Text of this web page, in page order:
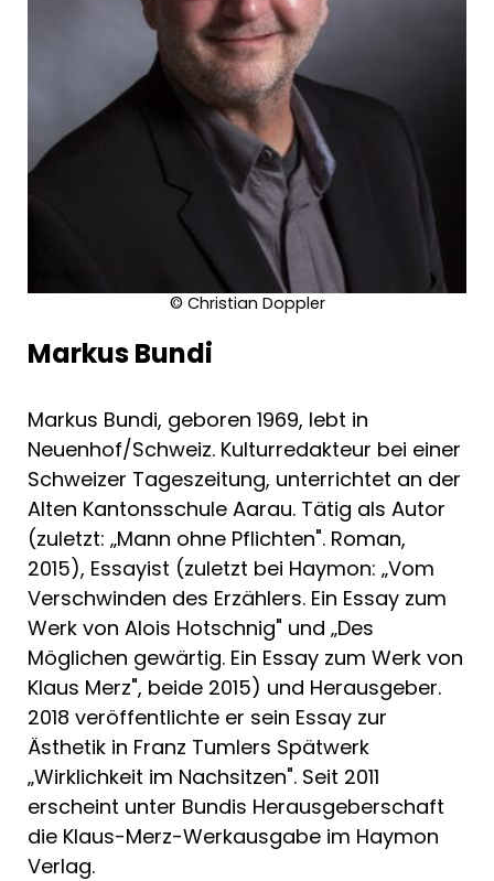
© Christian Doppler
Markus Bundi
Markus Bundi, geboren 1969, lebt in
Neuenhof/Schweiz. Kulturredakteur bei einer
Schweizer Tageszeitung, unterrichtet an der
Alten Kantonsschule Aarau. Tätig als Autor
(zuletzt: „Mann ohne Pflichten". Roman,
2015), Essayist (zuletzt bei Haymon: „Vom
Verschwinden des Erzählers. Ein Essay zum
Werk von Alois Hotschnig" und „Des
Möglichen gewärtig. Ein Essay zum Werk von
Klaus Merz", beide 2015) und Herausgeber.
2018 veröffentlichte er sein Essay zur
Ästhetik in Franz Tumlers Spätwerk
„Wirklichkeit im Nachsitzen". Seit 2011
erscheint unter Bundis Herausgeberschaft
die Klaus-Merz-Werkausgabe im Haymon
Verlag.